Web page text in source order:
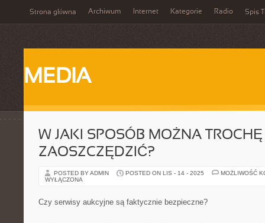
Strona główna Archiwum Internet Kategorie Radio Spis
MEDIA
W JAKI SPOSÓB MOŻNA TROCHĘ
ZAOSZCZĘDZIĆ?
POSTED BY ADMIN POSTED ON LIS - 14 - 2025
MOŻLIWOŚĆ
WYŁĄCZONA
Czy serwisy aukcyjne są faktycznie bezpieczne?